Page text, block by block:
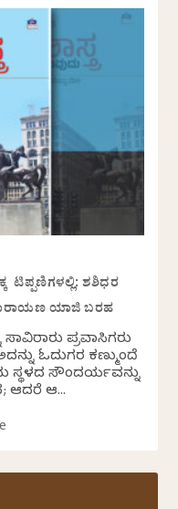
ಟಿಪ್ಪಣಿಗಳಲ್ಲಿ: ಶಶಿಧರ
ಯಾಜಿ ಬರಹ
ಪ್ರವಾಸಿಗರು
ಓದುಗರ ಕಣ್ಮುಂದೆ
ಸ್ಥಳದ ಸೌಂದರ್ಯವನ್ನು
ಆದರೆ ಆ...